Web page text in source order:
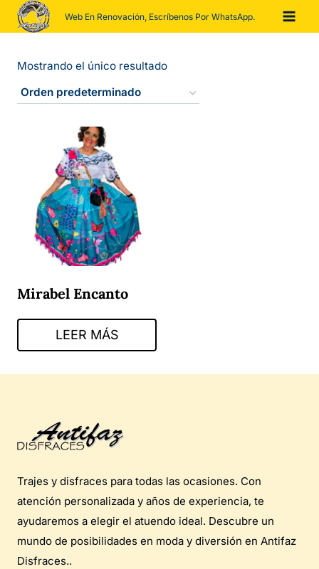
Saltar
Web En Renovación, Escríbenos Por WhatsApp.
Mostrando el único resultado
Mirabel Encanto
LEER MÁS
Trajes y disfraces para todas las ocasiones. Con
atención personalizada y años de experiencia, te
ayudaremos a elegir el atuendo ideal. Descubre un
mundo de posibilidades en moda y diversión en Antifaz
Disfraces..